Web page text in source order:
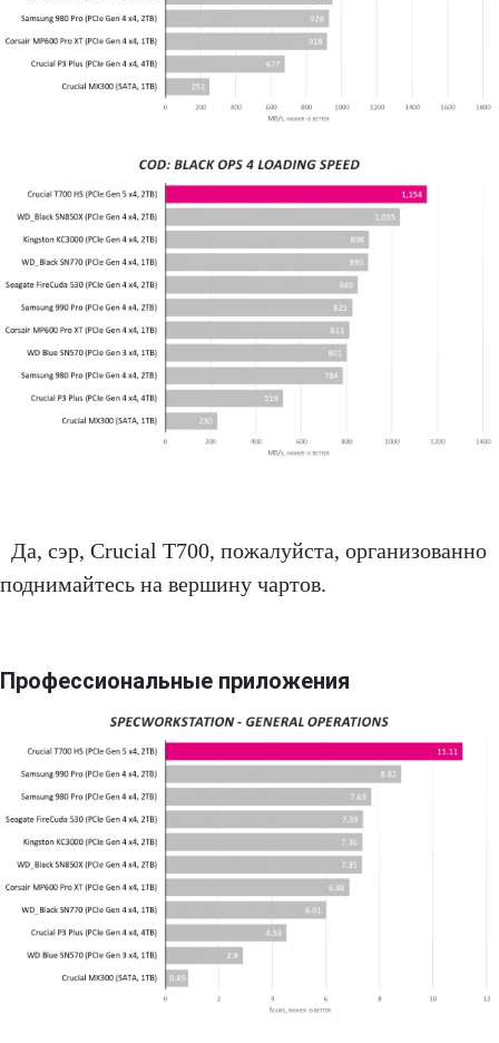
Да, сэр, Crucial T700, пожалуйста, организованно
поднимайтесь на вершину чартов.
Профессиональные приложения